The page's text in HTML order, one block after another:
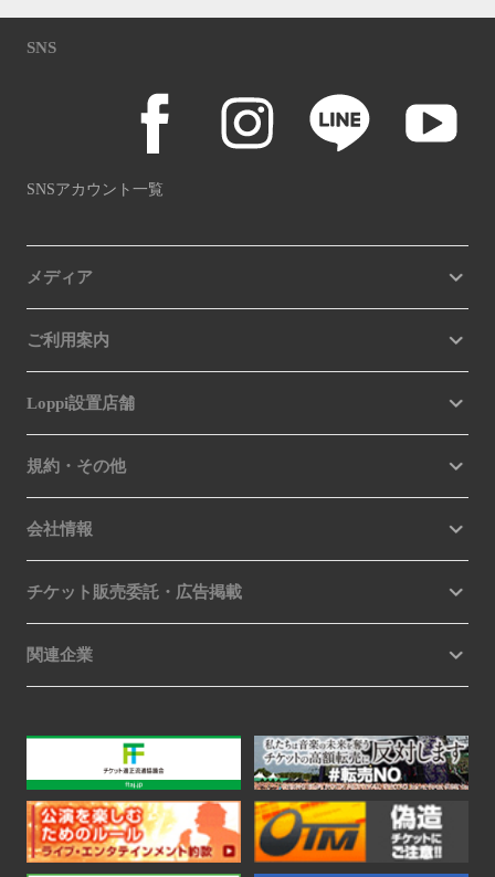
SNS
SNSアカウント一覧
メディア
ご利用案内
Loppi設置店舗
規約・その他
会社情報
チケット販売委託・広告掲載
関連企業